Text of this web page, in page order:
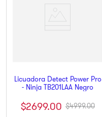
Licuadora Detect Power Pro
- Ninja TB201LAA Negro
$2699.00 $4999.00